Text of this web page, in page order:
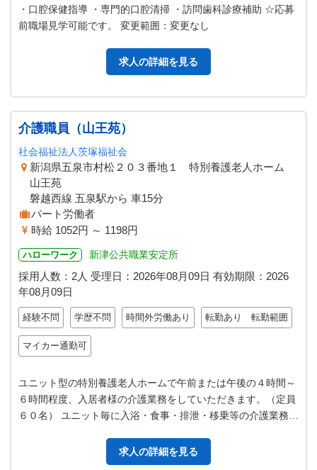
・口腔保健指導 ・専門的口腔清掃 ・訪問歯科診療補助 ☆応募
前職場見学可能です。 変更範囲：変更なし
求人の詳細を見る
介護職員（山王苑）
社会福祉法人茨塚福祉会
新潟県五泉市村松２０３番地１ 特別養護老人ホーム
山王苑
磐越西線 五泉駅から 車15分
パート労働者
時給 1052円 ～ 1198円
ハローワーク 新津公共職業安定所
採用人数：2人 受理日： 2026年08月09日 有効期限： 2026
年08月09日
経験不問 学歴不問 時間外労働あり 転勤あり 転勤範囲
マイカー通勤可
ユニット型の特別養護老人ホームで午前または午後の４時間～
６時間程度、入居者様の介護業務をしていただきます。（定員
６０名） ユニット毎に入浴・食事・排泄・移乗等の介護業務や
求人の詳細を見る